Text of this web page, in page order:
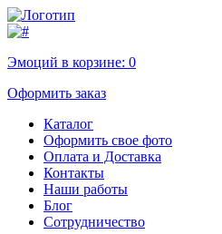
Эмоций в корзине: 0
Оформить заказ
Каталог
Оформить свое фото
Оплата и Доставка
Контакты
Наши работы
Блог
Сотрудничество